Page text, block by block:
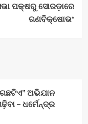
ପକ୍ଷରୁ ସୋରଡ଼ାରେ
ଗଣବିକ୍ଷୋଭ*
ଅଭିଯାନ
– ଧର୍ମେନ୍ଦ୍ର